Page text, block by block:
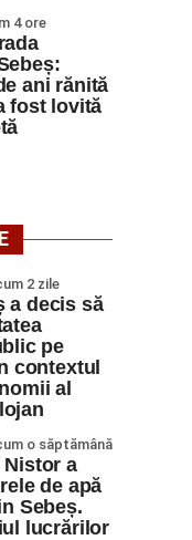
4 ore
ani rănită
fost lovită
2 zile
a decis să
pe
contextul
al
o săptămână
a
de apă
Sebeș.
lucrărilor